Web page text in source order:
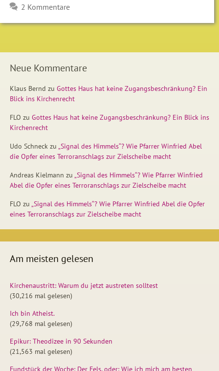
2 Kommentare
Neue Kommentare
Klaus Bernd zu Gottes Haus hat keine Zugangsbeschränkung? Ein
Blick ins Kirchenrecht
FLO zu Gottes Haus hat keine Zugangsbeschränkung? Ein Blick ins
Kirchenrecht
Udo Schneck zu „Signal des Himmels“? Wie Pfarrer Winfried Abel
die Opfer eines Terroranschlags zur Zielscheibe macht
Andreas Kielmann zu „Signal des Himmels“? Wie Pfarrer Winfried
Abel die Opfer eines Terroranschlags zur Zielscheibe macht
FLO zu „Signal des Himmels“? Wie Pfarrer Winfried Abel die Opfer
eines Terroranschlags zur Zielscheibe macht
Am meisten gelesen
Kirchenaustritt: Warum du jetzt austreten solltest
(30,216 mal gelesen)
Ich bin Atheist.
(29,768 mal gelesen)
Epikur: Theodizee in 90 Sekunden
(21,563 mal gelesen)
Fundstück der Woche: Der Fels, oder: Wie ich mich am besten